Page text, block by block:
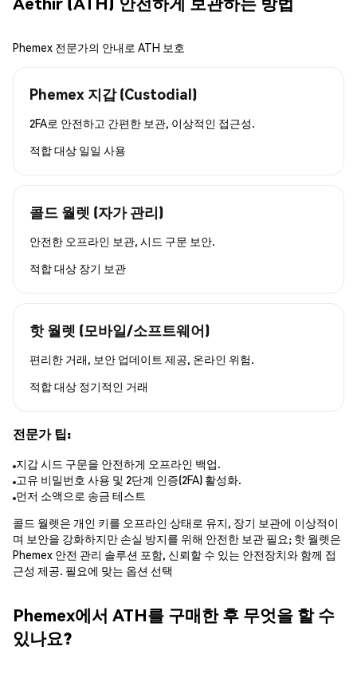
Phemex 전문가의 안내로 ATH 보호
Phemex 지갑 (Custodial)
2FA로 안전하고 간편한 보관, 이상적인 접근성.
적합 대상 일일 사용
콜드 월렛 (자가 관리)
안전한 오프라인 보관, 시드 구문 보안.
적합 대상 장기 보관
핫 월렛 (모바일/소프트웨어)
편리한 거래, 보안 업데이트 제공, 온라인 위험.
적합 대상 정기적인 거래
전문가 팁:
지갑 시드 구문을 안전하게 오프라인 백업.
고유 비밀번호 사용 및 2단계 인증(2FA) 활성화.
먼저 소액으로 송금 테스트
콜드 월렛은 개인 키를 오프라인 상태로 유지, 장기 보관에 이상적이
며 보안을 강화하지만 손실 방지를 위해 안전한 보관 필요; 핫 월렛은
Phemex 안전 관리 솔루션 포함, 신뢰할 수 있는 안전장치와 함께 접
근성 제공. 필요에 맞는 옵션 선택
Phemex에서 ATH를 구매한 후 무엇을 할 수
있나요?